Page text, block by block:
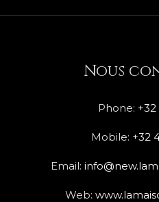
Nous
Phone: +32
Mobile: +32
Email:
Web: